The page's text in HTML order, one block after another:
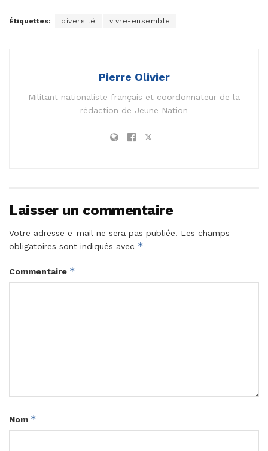
Étiquettes: diversité vivre-ensemble
Pierre Olivier
Militant nationaliste français et coordonnateur de la
rédaction de Jeune Nation
Laisser un commentaire
Votre adresse e-mail ne sera pas publiée. Les champs
obligatoires sont indiqués avec *
Commentaire *
Nom *